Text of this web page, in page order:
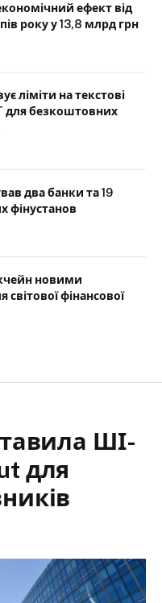
ефект від
пів року у 13,8 млрд грн
ліміти на текстові
для безкоштовних
два банки та 19
фінустанов
новими
світової фінансової
ШІ-
для